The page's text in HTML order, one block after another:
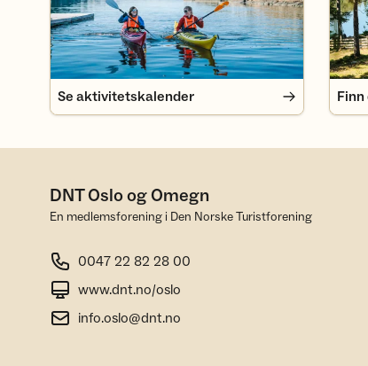
Se aktivitetskalender
DNT Oslo og Omegn
En medlemsforening i Den Norske Turistforening
0047 22 82 28 00
www.dnt.no/oslo
info.oslo@dnt.no